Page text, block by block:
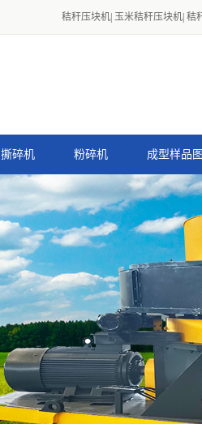
秸秆压块机 玉米秸秆压块机 秸
撕碎机 粉碎机 成型样品图